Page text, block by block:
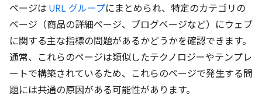
ページは URL グループにまとめられ、特定のカテゴリの
ページ（商品の詳細ページ、ブログページなど）にウェブ
に関する主な指標の問題があるかどうかを確認できます。
通常、これらのページは類似したテクノロジーやテンプレ
ートで構築されているため、これらのページで発生する問
題には共通の原因がある可能性があります。